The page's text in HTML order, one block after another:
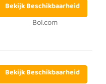
Bekijk Beschikbaarheid
Bol.com
Bekijk Beschikbaarheid